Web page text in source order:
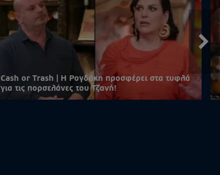
Cash or Trash | Η Ρογδάκη προσφέρει στα τυφλά
για τις πορσελάνες του Τζανή!